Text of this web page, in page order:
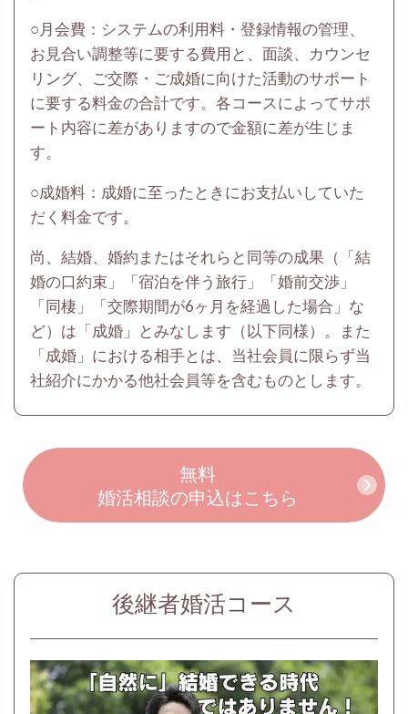
○月会費：システムの利用料・登録情報の管理、
お見合い調整等に要する費用と、面談、カウンセ
リング、ご交際・ご成婚に向けた活動のサポート
に要する料金の合計です。各コースによってサポ
ート内容に差がありますので金額に差が生じま
す。
○成婚料：成婚に至ったときにお支払いしていた
だく料金です。
尚、結婚、婚約またはそれらと同等の成果（「結
婚の口約束」「宿泊を伴う旅行」「婚前交渉」
「同棲」「交際期間が6ヶ月を経過した場合」な
ど）は「成婚」とみなします（以下同様）。また
「成婚」における相手とは、当社会員に限らず当
社紹介にかかる他社会員等を含むものとします。
無料
婚活相談の申込はこちら
後継者婚活コース